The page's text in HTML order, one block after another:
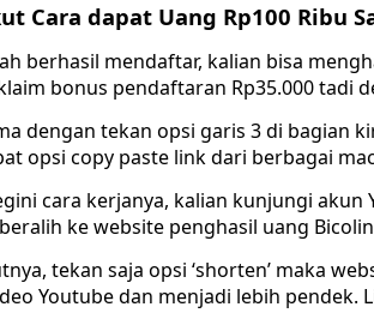
Cara dapat Uang Rp100 Ribu
berhasil mendaftar, kalian bisa
bonus pendaftaran Rp35.000 tadi
dengan tekan opsi garis 3 di bagian
opsi copy paste link dari berbagai
cara kerjanya, kalian kunjungi
ke website penghasil uang
tekan saja opsi ‘shorten’ maka
Youtube dan menjadi lebih pendek.